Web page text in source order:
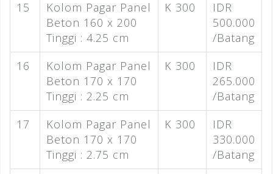
15
Kolom Pagar Panel
Beton 160 x 200
Tinggi : 4.25 cm
K 300
IDR
500.000
/Batang
16
Kolom Pagar Panel
Beton 170 x 170
Tinggi : 2.25 cm
K 300
IDR
265.000
/Batang
17
Kolom Pagar Panel
Beton 170 x 170
Tinggi : 2.75 cm
K 300
IDR
330.000
/Batang